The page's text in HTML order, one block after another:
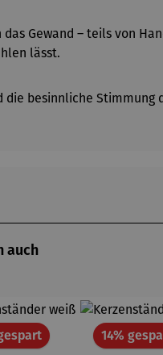
Gewand – teils von
lässt.
besinnliche
auch
Rabatt 14%